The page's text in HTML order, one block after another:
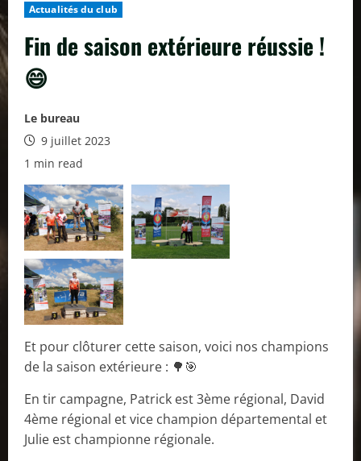
Actualités du club
Fin de saison extérieure réussie !
😄
Le bureau
9 juillet 2023
1 min read
Et pour clôturer cette saison, voici nos champions
de la saison extérieure : 🌳🎯
En tir campagne, Patrick est 3ème régional, David
4ème régional et vice champion départemental et
Julie est championne régionale.